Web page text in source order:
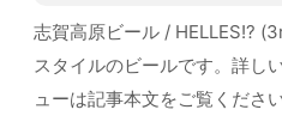
志賀高原ビール / HELLES!?
スタイルのビールです。詳し
ューは記事本文をご覧ください